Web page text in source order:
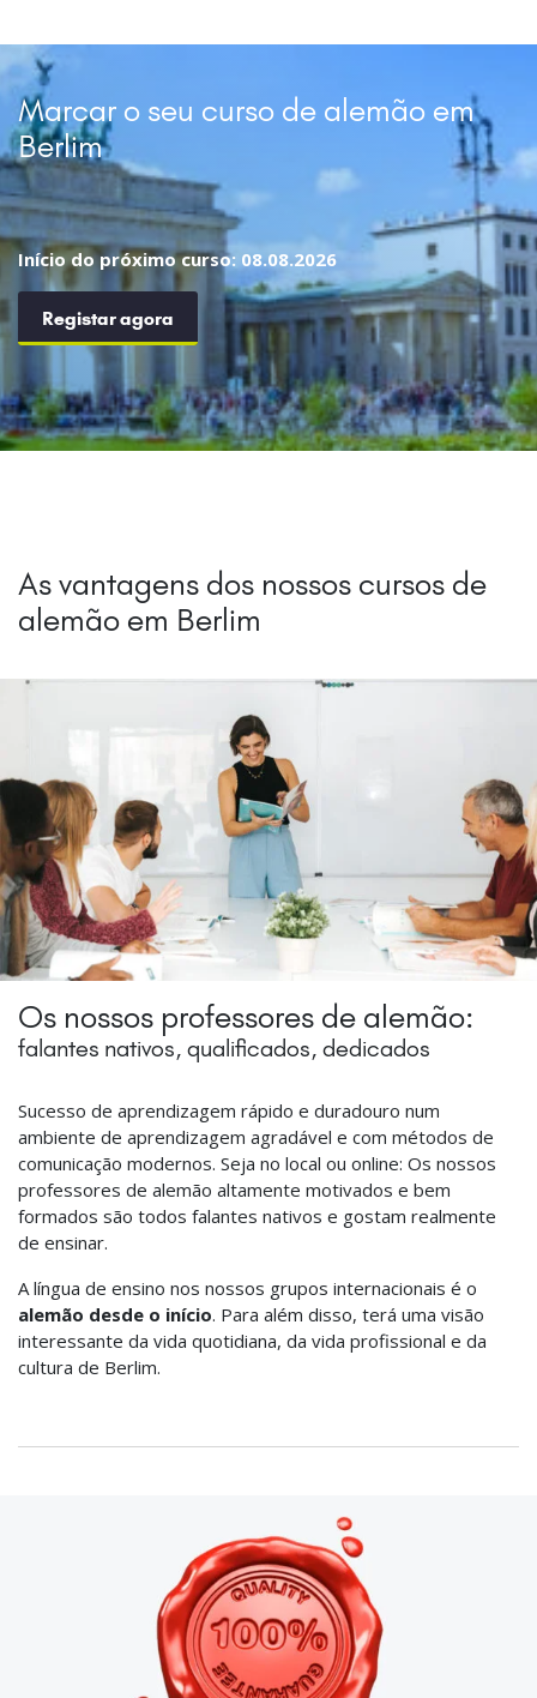
Marcar o seu curso de alemão em
Berlim
Início do próximo curso: 08.08.2026
Registar agora
As vantagens dos nossos cursos de
alemão em Berlim
Os nossos professores de alemão:
falantes nativos, qualificados, dedicados
Sucesso de aprendizagem rápido e duradouro num
ambiente de aprendizagem agradável e com métodos de
comunicação modernos. Seja no local ou online: Os nossos
professores de alemão altamente motivados e bem
formados são todos falantes nativos e gostam realmente
de ensinar.
A língua de ensino nos nossos grupos internacionais é o
alemão desde o início. Para além disso, terá uma visão
interessante da vida quotidiana, da vida profissional e da
cultura de Berlim.